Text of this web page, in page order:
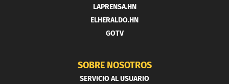
LAPRENSA.HN
ELHERALDO.HN
GOTV
SOBRE NOSOTROS
SERVICIO AL USUARIO